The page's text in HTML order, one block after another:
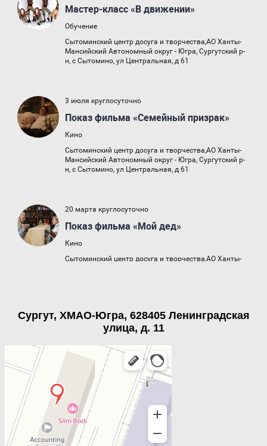
Сургут, ХМАО-Югра, 628405 Ленинградская
улица, д. 11